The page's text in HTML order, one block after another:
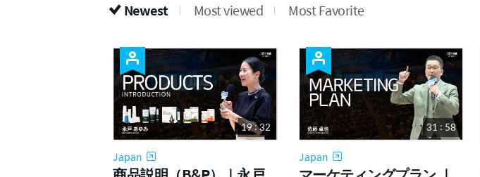
Newest Most viewed Most Favorite
19 : 32
Japan
31 : 58
Japan